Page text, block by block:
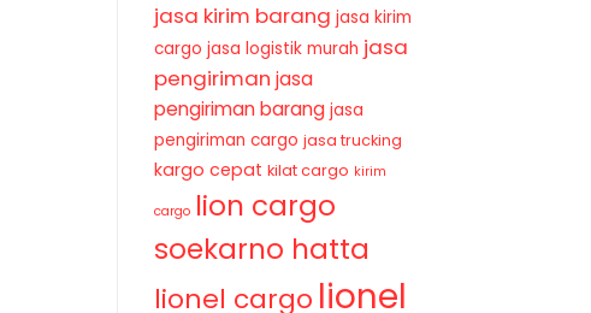
jasa kirim barang jasa kirim
cargo jasa logistik murah jasa
pengiriman jasa
pengiriman barang jasa
pengiriman cargo jasa trucking
kargo cepat kilat cargo kirim
cargo lion cargo
soekarno hatta
lionel cargo lionel